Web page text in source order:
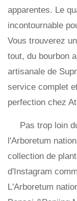
apparentes. Le
incontournable
Vous trouverez
tout, du bourbon
artisanale de
service complet
perfection chez
Pas trop loin
l'Arboretum
collection de
d'Instagram
L'Arboretum